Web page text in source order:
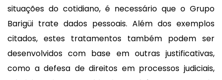
situações do cotidiano, é necessário que o Grupo
Barigüi trate dados pessoais. Além dos exemplos
citados, estes tratamentos também podem ser
desenvolvidos com base em outras justificativas,
como a defesa de direitos em processos judiciais,